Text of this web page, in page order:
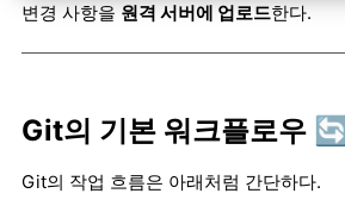
변경 사항을 원격 서버에 업로드한다.
Git의 기본 워크플로우 🔄
Git의 작업 흐름은 아래처럼 간단하다.